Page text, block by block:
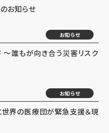
お知らせ
お知らせ
～誰もが向き合う災害リスク
お知らせ
世界の医療団が緊急支援＆現